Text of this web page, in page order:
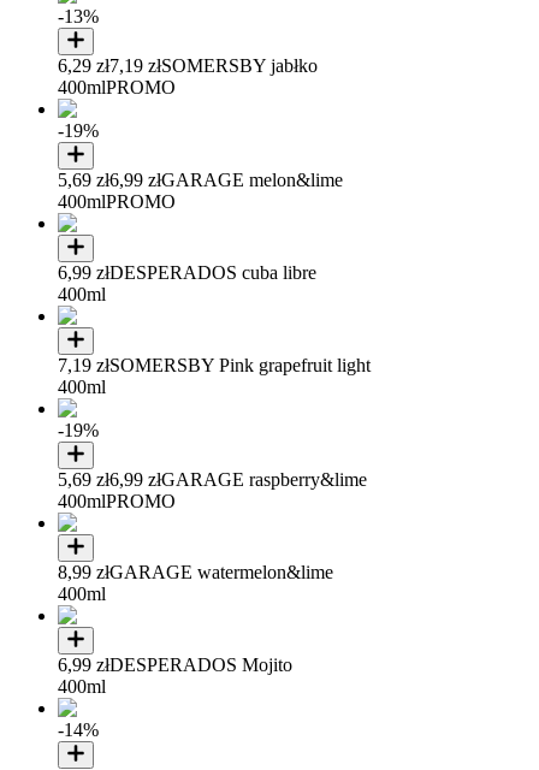
-13%
6,29 zł7,19 złSOMERSBY jabłko
400mlPROMO
-19%
5,69 zł6,99 złGARAGE melon&lime
400mlPROMO
6,99 złDESPERADOS cuba libre
400ml
7,19 złSOMERSBY Pink grapefruit light
400ml
-19%
5,69 zł6,99 złGARAGE raspberry&lime
400mlPROMO
8,99 złGARAGE watermelon&lime
400ml
6,99 złDESPERADOS Mojito
400ml
-14%